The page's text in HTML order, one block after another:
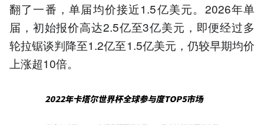
翻了一番，单届均价接近1.5亿美元。2026年单
届，初始报价高达2.5亿至3亿美元，即便经过多
轮拉锯谈判降至1.2亿至1.5亿美元，仍较早期均价
上涨超10倍。